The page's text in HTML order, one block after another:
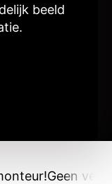
beeld
Geen